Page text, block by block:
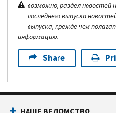
возможно, раздел новостей
последнего выпуска
выпуска, прежде чем
информацию.
Share
НАШЕ ВЕДОМСТВО